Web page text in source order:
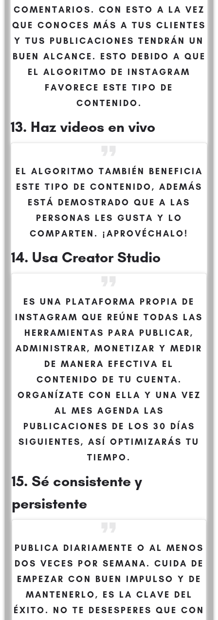
COMENTARIOS. CON ESTO A LA VEZ
QUE CONOCES MÁS A TUS CLIENTES
Y TUS PUBLICACIONES TENDRÁN UN
BUEN ALCANCE. ESTO DEBIDO A QUE
EL ALGORITMO DE INSTAGRAM
FAVORECE ESTE TIPO DE
CONTENIDO.
13. Haz videos en vivo
EL ALGORITMO TAMBIÉN BENEFICIA
ESTE TIPO DE CONTENIDO, ADEMÁS
ESTÁ DEMOSTRADO QUE A LAS
PERSONAS LES GUSTA Y LO
COMPARTEN. ¡APROVÉCHALO!
14. Usa Creator Studio
ES UNA PLATAFORMA PROPIA DE
INSTAGRAM QUE REÚNE TODAS LAS
HERRAMIENTAS PARA PUBLICAR,
ADMINISTRAR, MONETIZAR Y MEDIR
DE MANERA EFECTIVA EL
CONTENIDO DE TU CUENTA.
ORGANÍZATE CON ELLA Y UNA VEZ
AL MES AGENDA LAS
PUBLICACIONES DE LOS 30 DÍAS
SIGUIENTES, ASÍ OPTIMIZARÁS TU
TIEMPO.
15. Sé consistente y
persistente
PUBLICA DIARIAMENTE O AL MENOS
DOS VECES POR SEMANA. CUIDA DE
EMPEZAR CON BUEN IMPULSO Y DE
MANTENERLO, ES LA CLAVE DEL
ÉXITO. NO TE DESESPERES QUE CON